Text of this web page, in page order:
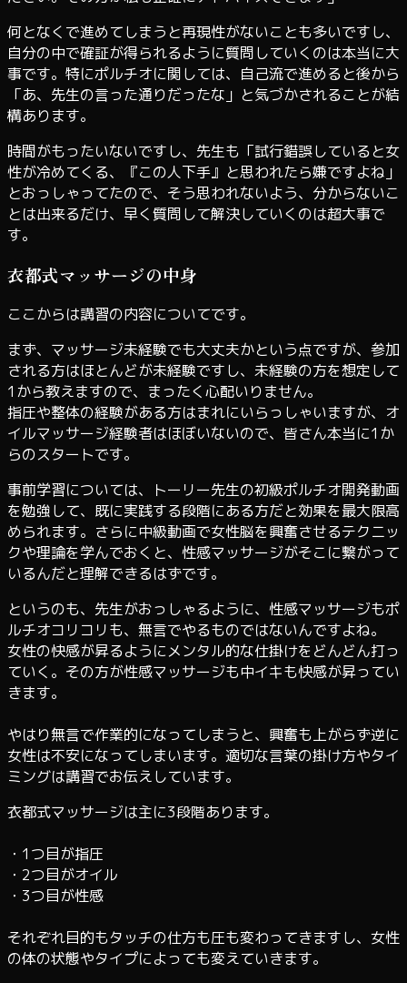
何となくで進めてしまうと再現性がないことも多いですし、
自分の中で確証が得られるように質問していくのは本当に大
事です。特にポルチオに関しては、自己流で進めると後から
「あ、先生の言った通りだったな」と気づかされることが結
構あります。
時間がもったいないですし、先生も「試行錯誤していると女
性が冷めてくる、『この人下手』と思われたら嫌ですよね」
とおっしゃってたので、そう思われないよう、分からないこ
とは出来るだけ、早く質問して解決していくのは超大事で
す。
衣都式マッサージの中身
ここからは講習の内容についてです。
まず、マッサージ未経験でも大丈夫かという点ですが、参加
される方はほとんどが未経験ですし、未経験の方を想定して
1から教えますので、まったく心配いりません。
指圧や整体の経験がある方はまれにいらっしゃいますが、オ
イルマッサージ経験者はほぼいないので、皆さん本当に1か
らのスタートです。
事前学習については、トーリー先生の初級ポルチオ開発動画
を勉強して、既に実践する段階にある方だと効果を最大限高
められます。さらに中級動画で女性脳を興奮させるテクニッ
クや理論を学んでおくと、性感マッサージがそこに繋がって
いるんだと理解できるはずです。
というのも、先生がおっしゃるように、性感マッサージもポ
ルチオコリコリも、無言でやるものではないんですよね。
女性の快感が昇るようにメンタル的な仕掛けをどんどん打っ
ていく。その方が性感マッサージも中イキも快感が昇ってい
きます。
やはり無言で作業的になってしまうと、興奮も上がらず逆に
女性は不安になってしまいます。適切な言葉の掛け方やタイ
ミングは講習でお伝えしています。
衣都式マッサージは主に3段階あります。
・1つ目が指圧
・2つ目がオイル
・3つ目が性感
それぞれ目的もタッチの仕方も圧も変わってきますし、女性
の体の状態やタイプによっても変えていきます。